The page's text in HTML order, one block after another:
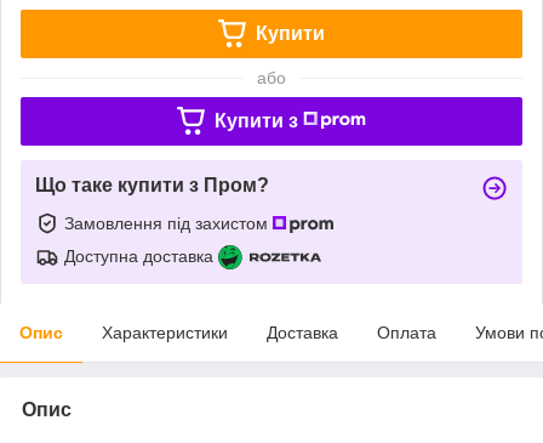
Купити
або
Купити з
Що таке купити з Пром?
Замовлення під захистом
Доступна доставка
Опис Характеристики Доставка Оплата Умови
Опис